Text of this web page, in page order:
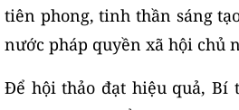
tiên phong, tinh thần sáng
nước pháp quyền xã hội chủ
Để hội thảo đạt hiệu quả, Bí